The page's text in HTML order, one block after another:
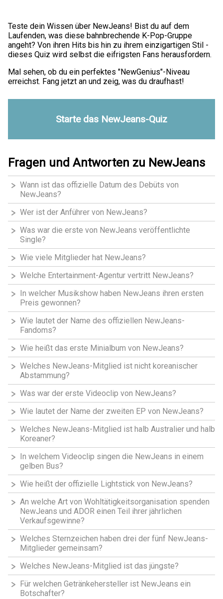
Teste dein Wissen über NewJeans! Bist du auf dem
Laufenden, was diese bahnbrechende K-Pop-Gruppe
angeht? Von ihren Hits bis hin zu ihrem einzigartigen Stil -
dieses Quiz wird selbst die eifrigsten Fans herausfordern.
Mal sehen, ob du ein perfektes "NewGenius"-Niveau
erreichst. Fang jetzt an und zeig, was du draufhast!
Starte das NewJeans-Quiz
Fragen und Antworten zu NewJeans
Wann ist das offizielle Datum des Debüts von
NewJeans?
Wer ist der Anführer von NewJeans?
Was war die erste von NewJeans veröffentlichte
Single?
Wie viele Mitglieder hat NewJeans?
Welche Entertainment-Agentur vertritt NewJeans?
In welcher Musikshow haben NewJeans ihren ersten
Preis gewonnen?
Wie lautet der Name des offiziellen NewJeans-
Fandoms?
Wie heißt das erste Minialbum von NewJeans?
Welches NewJeans-Mitglied ist nicht koreanischer
Abstammung?
Was war der erste Videoclip von NewJeans?
Wie lautet der Name der zweiten EP von NewJeans?
Welches NewJeans-Mitglied ist halb Australier und halb
Koreaner?
In welchem Videoclip singen die NewJeans in einem
gelben Bus?
Wie heißt der offizielle Lightstick von NewJeans?
An welche Art von Wohltätigkeitsorganisation spenden
NewJeans und ADOR einen Teil ihrer jährlichen
Verkaufsgewinne?
Welches Sternzeichen haben drei der fünf NewJeans-
Mitglieder gemeinsam?
Welches NewJeans-Mitglied ist das jüngste?
Für welchen Getränkehersteller ist NewJeans ein
Botschafter?